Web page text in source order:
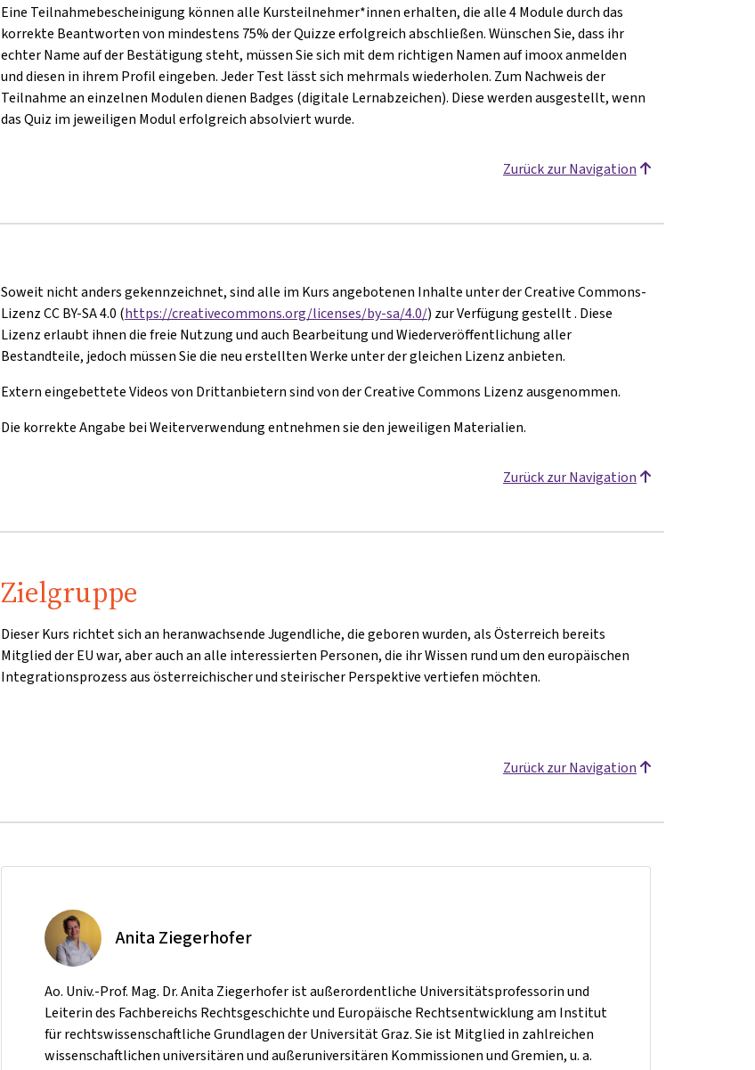
Eine Teilnahmebescheinigung können alle Kursteilnehmer*innen erhalten, die alle 4 Module durch das
korrekte Beantworten von mindestens 75% der Quizze erfolgreich abschließen. Wünschen Sie, dass ihr
echter Name auf der Bestätigung steht, müssen Sie sich mit dem richtigen Namen auf imoox anmelden
und diesen in ihrem Profil eingeben. Jeder Test lässt sich mehrmals wiederholen. Zum Nachweis der
Teilnahme an einzelnen Modulen dienen Badges (digitale Lernabzeichen). Diese werden ausgestellt, wenn
das Quiz im jeweiligen Modul erfolgreich absolviert wurde.
Zurück zur Navigation
Soweit nicht anders gekennzeichnet, sind alle im Kurs angebotenen Inhalte unter der Creative Commons-
Lizenz CC BY-SA 4.0 (https://creativecommons.org/licenses/by-sa/4.0/) zur Verfügung gestellt . Diese
Lizenz erlaubt ihnen die freie Nutzung und auch Bearbeitung und Wiederveröffentlichung aller
Bestandteile, jedoch müssen Sie die neu erstellten Werke unter der gleichen Lizenz anbieten.
Extern eingebettete Videos von Drittanbietern sind von der Creative Commons Lizenz ausgenommen.
Die korrekte Angabe bei Weiterverwendung entnehmen sie den jeweiligen Materialien.
Zurück zur Navigation
Zielgruppe
Dieser Kurs richtet sich an heranwachsende Jugendliche, die geboren wurden, als Österreich bereits
Mitglied der EU war, aber auch an alle interessierten Personen, die ihr Wissen rund um den europäischen
Integrationsprozess aus österreichischer und steirischer Perspektive vertiefen möchten.
Zurück zur Navigation
Anita Ziegerhofer
Ao. Univ.-Prof. Mag. Dr. Anita Ziegerhofer ist außerordentliche Universitätsprofessorin und
Leiterin des Fachbereichs Rechtsgeschichte und Europäische Rechtsentwicklung am Institut
für rechtswissenschaftliche Grundlagen der Universität Graz. Sie ist Mitglied in zahlreichen
wissenschaftlichen universitären und außeruniversitären Kommissionen und Gremien, u. a.